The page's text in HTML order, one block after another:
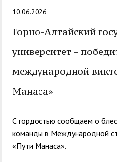
Образовательный
10.06.2026
Горно-Алтайский
университет –
международной
Манаса»
С гордостью сообщаем о
команды в Международной
«Пути Манаса».